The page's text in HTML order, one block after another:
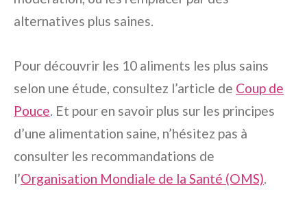
alternatives plus saines.
Pour découvrir les 10 aliments les plus sains
selon une étude, consultez l’article de Coup de
Pouce. Et pour en savoir plus sur les principes
d’une alimentation saine, n’hésitez pas à
consulter les recommandations de
l’Organisation Mondiale de la Santé (OMS).